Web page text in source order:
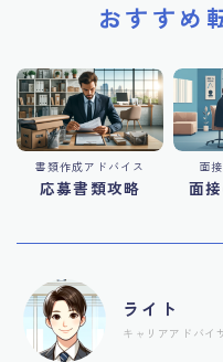
おすすめ
書類作成アドバイス
応募書類攻略
面
面
ライト
キャリアアドバイ